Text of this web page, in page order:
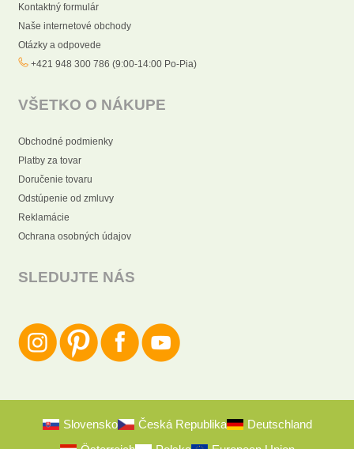
Kontaktný formulár
Naše internetové obchody
Otázky a odpovede
+421 948 300 786 (9:00-14:00 Po-Pia)
VŠETKO O NÁKUPE
Obchodné podmienky
Platby za tovar
Doručenie tovaru
Odstúpenie od zmluvy
Reklamácie
Ochrana osobných údajov
SLEDUJTE NÁS
Slovensko Česká Republika
Deutschland